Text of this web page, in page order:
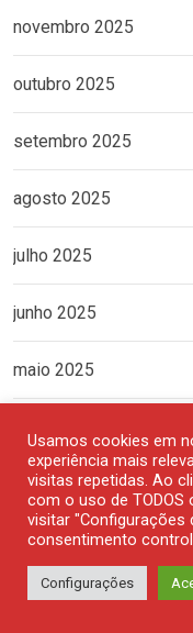
novembro 2025
outubro 2025
setembro 2025
agosto 2025
julho 2025
junho 2025
maio 2025
março 2025
fevereiro 2025
janeiro 2025
Usamos cookies em
experiência mais
visitas repetidas. Ao
com o uso de
visitar "Configurações
consentimento
Configurações